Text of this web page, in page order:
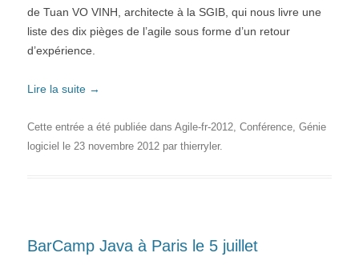
de Tuan VO VINH, architecte à la SGIB, qui nous livre une
liste des dix pièges de l’agile sous forme d’un retour
d’expérience.
Lire la suite →
Cette entrée a été publiée dans Agile-fr-2012, Conférence, Génie
logiciel
le 23 novembre 2012 par thierryler.
BarCamp Java à Paris le 5 juillet